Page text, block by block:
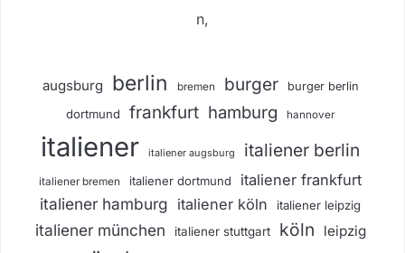
n,
augsburg berlin bremen burger burger berlin
dortmund frankfurt hamburg hannover
italiener italiener augsburg italiener berlin
italiener bremen italiener dortmund italiener frankfurt
italiener hamburg italiener köln italiener leipzig
italiener münchen italiener stuttgart köln leipzig